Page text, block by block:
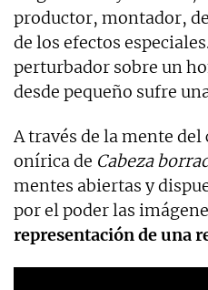
productor, montador,
de los efectos
perturbador sobre un
desde pequeño sufre
A través de la mente
onírica de Cabeza
mentes abiertas y
por el poder las
representación de una